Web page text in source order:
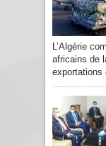
L’Algérie
africains de
exportations